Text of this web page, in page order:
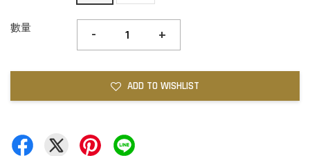
數量 - +
ADD TO WISHLIST